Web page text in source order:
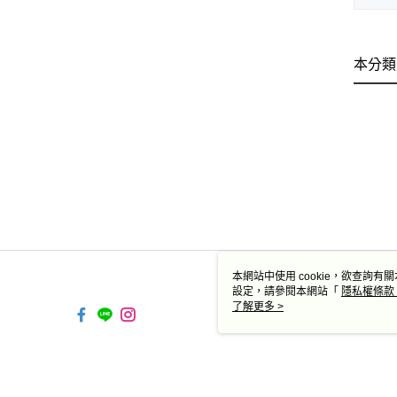
本分
本網站中使用 cookie，欲查詢有
設定，請參閱本網站「 隱私權條款
使用 cookie。
了解更多 >